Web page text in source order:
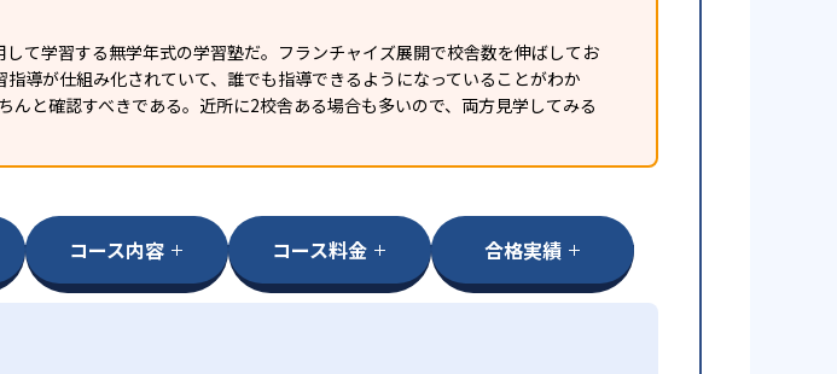
て学習する無学年式の学習塾だ。フランチャイズ展開で校舎数を伸ばしてお
導が仕組み化されていて、誰でも指導できるようになっていることがわか
と確認すべきである。近所に2校舎ある場合も多いので、両方見学してみる
コース内容 コース料金 合格実績